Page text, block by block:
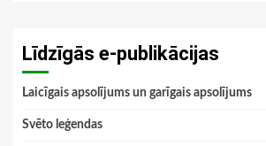
Līdzīgās e-publikācijas
Laicīgais apsolījums un garīgais apsolījums
Svēto leģendas